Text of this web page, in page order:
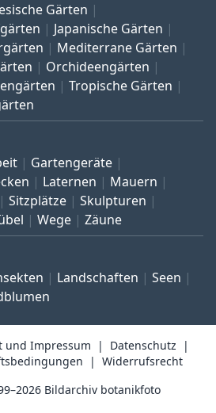
Gärten
Japanische Gärten
Mediterrane Gärten
Orchideengärten
Tropische Gärten
Gartengeräte
Laternen
Mauern
Sitzplätze
Skulpturen
Wege Zäune
Landschaften
Seen
und Impressum
Datenschutz
Widerrufsrecht
Bildarchiv botanikfoto